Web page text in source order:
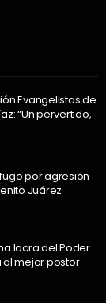
Evangelistas de
“Un pervertido,
por agresión
Juárez
lacra del Poder
al mejor postor